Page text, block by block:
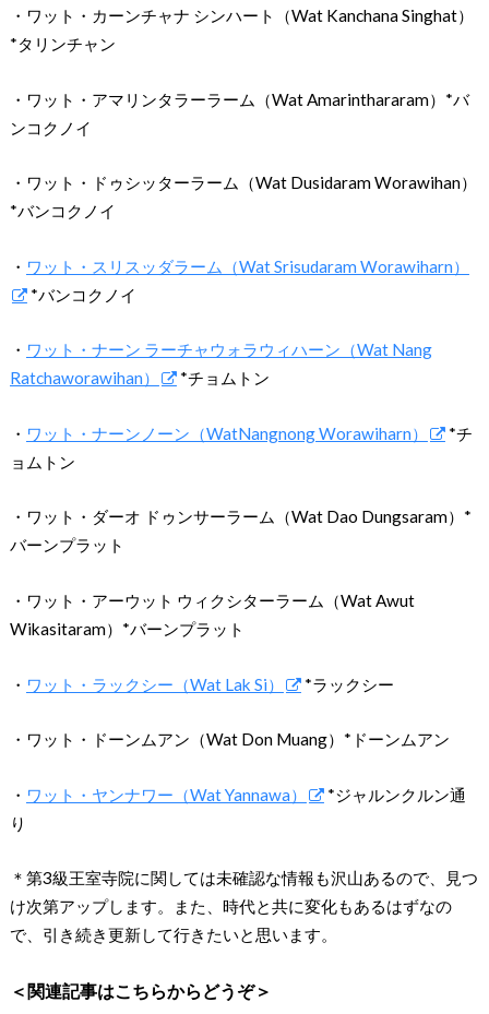
・ワット・カーンチャナ シンハート（Wat Kanchana Singhat）
*タリンチャン
・ワット・アマリンタラーラーム（Wat Amarinthararam）*バ
ンコクノイ
・ワット・ドゥシッターラーム（Wat Dusidaram Worawihan）
*バンコクノイ
・ ワット・スリスッダラーム（Wat Srisudaram Worawiharn）
*バンコクノイ
・ ワット・ナーン ラーチャウォラウィハーン（Wat Nang
Ratchaworawihan）
*チョムトン
・ ワット・ナーンノーン（WatNangnong Worawiharn）
*チ
ョムトン
・ワット・ダーオ ドゥンサーラーム（Wat Dao Dungsaram）*
バーンプラット
・ワット・アーウット ウィクシターラーム（Wat Awut
Wikasitaram）*バーンプラット
・ ワット・ラックシー（Wat Lak Si） *ラックシー
・ワット・ドーンムアン（Wat Don Muang）*ドーンムアン
・ ワット・ヤンナワー（Wat Yannawa）
*ジャルンクルン通
り
＊第3級王室寺院に関しては未確認な情報も沢山あるので、見つ
け次第アップします。また、時代と共に変化もあるはずなの
で、引き続き更新して行きたいと思います。
＜関連記事はこちらからどうぞ＞